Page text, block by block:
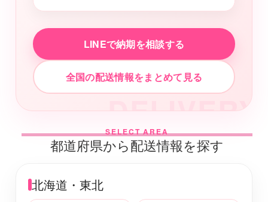
DELIVERY
LINEで納期を相談する
全国の配送情報をまとめて見る
SELECT AREA
都道府県から配送情報を探す
北海道・東北